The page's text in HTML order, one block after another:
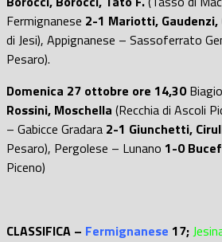
Fermignanese 2-1 Mariotti, Gaudenzi,
di Jesi), Appignanese – Sassoferrato
Pesaro).
Domenica 27 ottobre ore 14,30
Rossini, Moschella (Recchia di Ascoli
– Gabicce Gradara 2-1 Giunchetti,
Pesaro), Pergolese – Lunano 1-0
Piceno)
CLASSIFICA – Fermignanese 17;